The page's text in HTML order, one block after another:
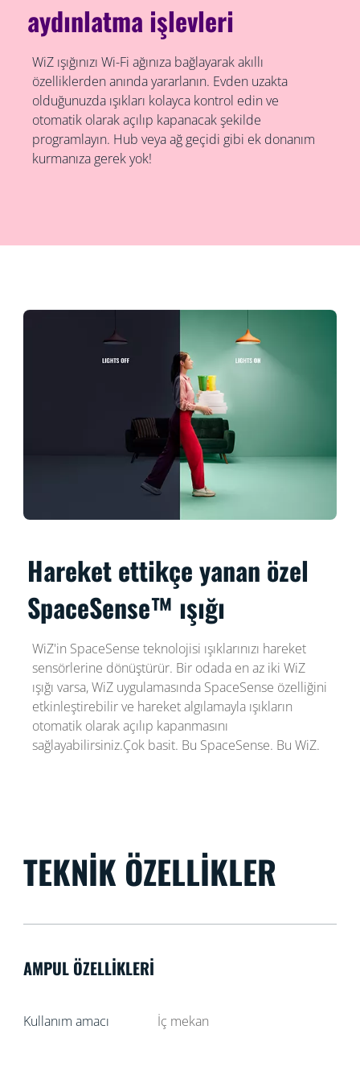
aydınlatma işlevleri
WiZ ışığınızı Wi-Fi ağınıza bağlayarak akıllı
özelliklerden anında yararlanın. Evden uzakta
olduğunuzda ışıkları kolayca kontrol edin ve
otomatik olarak açılıp kapanacak şekilde
programlayın. Hub veya ağ geçidi gibi ek donanım
kurmanıza gerek yok!
Hareket ettikçe yanan özel
SpaceSense™ ışığı
WiZ'in SpaceSense teknolojisi ışıklarınızı hareket
sensörlerine dönüştürür. Bir odada en az iki WiZ
ışığı varsa, WiZ uygulamasında SpaceSense özelliğini
etkinleştirebilir ve hareket algılamayla ışıkların
otomatik olarak açılıp kapanmasını
sağlayabilirsiniz.Çok basit. Bu SpaceSense. Bu WiZ.
TEKNIK ÖZELLIKLER
AMPUL ÖZELLIKLERI
Kullanım amacı İç mekan